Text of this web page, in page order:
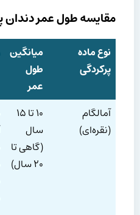
مقایسه طول عمر دندان
نوع ماده
پرکردگی
میانگین
طول
عمر
آمالگام
(نقره‌ای)
۱۰ تا ۱۵
سال
(گاهی تا
۲۰ سال)